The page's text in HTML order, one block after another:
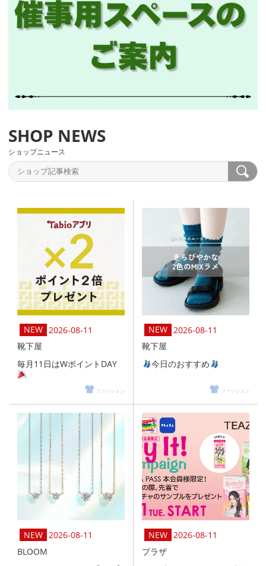
ショップニュース
2026-08-11
靴下屋
毎月11日はWポイントDAY
ファッション
2026-08-11
靴下屋
今日のおすすめ
ファッション
2026-08-11
BLOOM
2026-08-11
プラザ